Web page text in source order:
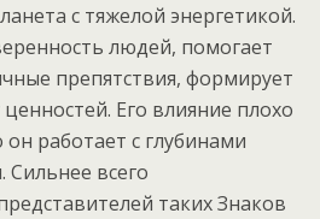
с тяжелой энергетикой.
людей, помогает
препятствия, формирует
Его влияние плохо
работает с глубинами
Сильнее всего
таких Знаков